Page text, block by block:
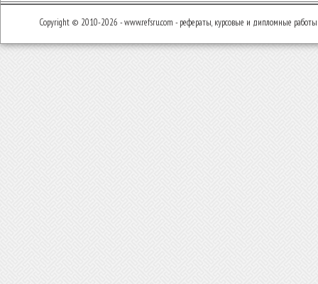
Copyright © 2010-2026 - www.refsru.com - рефераты, курсовые и дипломные работы